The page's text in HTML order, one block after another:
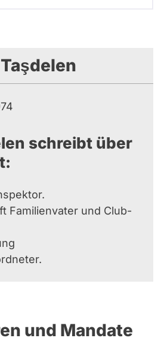
schreibt über
Familienvater und Club-
und Mandate